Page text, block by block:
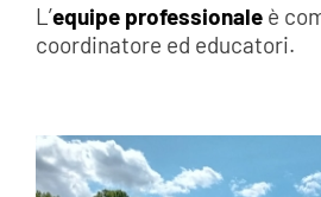
L’equipe professionaleè
coordinatore ed educatori.